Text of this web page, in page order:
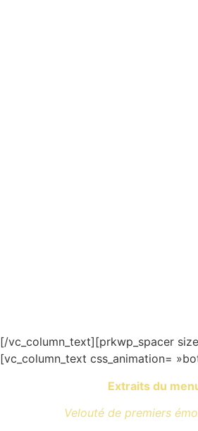
[/vc_column_text][prkwp_spacer
[vc_column_text css_animation=
Extraits du
Velouté de premiers